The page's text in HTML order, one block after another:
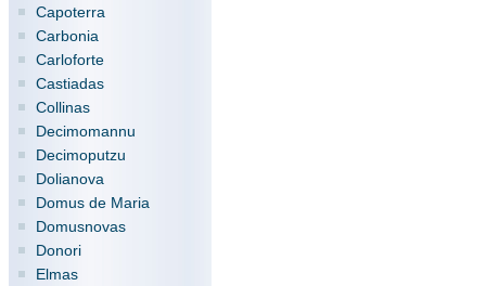
Capoterra
Carbonia
Carloforte
Castiadas
Collinas
Decimomannu
Decimoputzu
Dolianova
Domus de Maria
Domusnovas
Donori
Elmas